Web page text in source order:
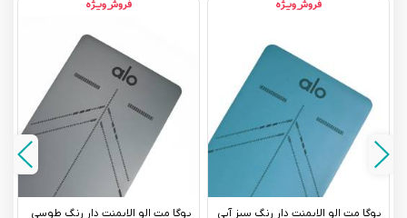
یوگا مت الو الایمنت دار رنگ سبز آبی
یوگا مت الو الایمنت دار رنگ طوسی